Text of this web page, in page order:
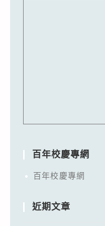
百年校慶專網
百年校慶專網
近期文章